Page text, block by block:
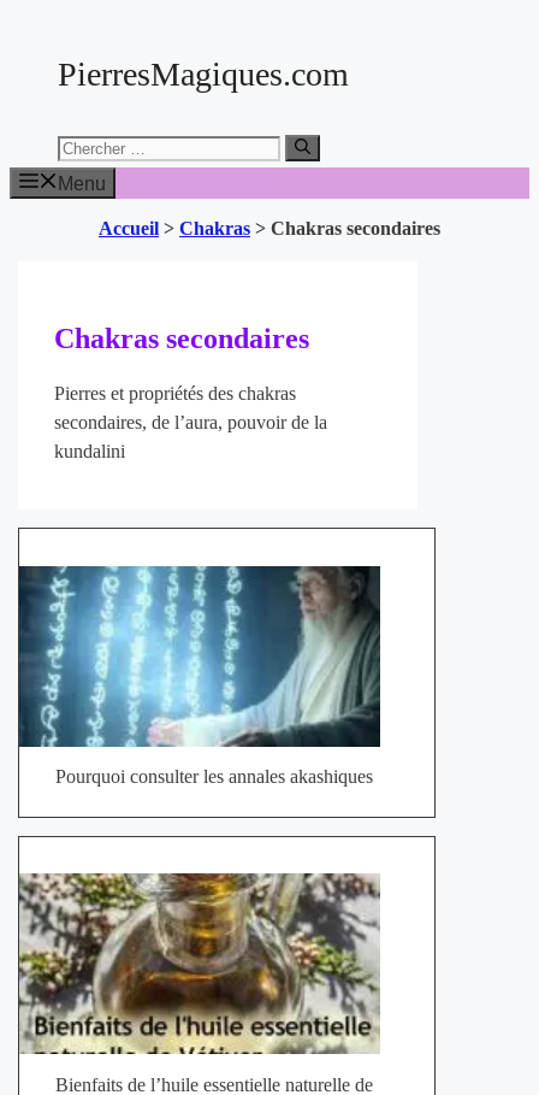
contenuPierresMagiques.com
Chercher:
Menu
Accueil > Chakras > Chakras secondaires
Chakras secondaires
Pierres et propriétés des chakras
secondaires, de l’aura, pouvoir de la
kundalini
Pourquoi consulter les annales akashiques
Bienfaits de l’huile essentielle naturelle de